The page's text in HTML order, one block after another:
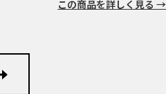
この商品を詳しく見る →